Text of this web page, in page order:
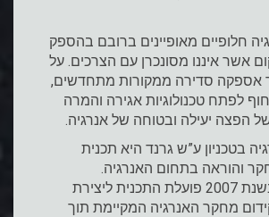
חלופיים מאופיינים ברובם בהספק
אשר איננו מסונכרן עם הצרכים. על
אספקה סדירה ממקורות מתחדשים,
לפתח טכנולוגיות אגירה והמרה
של הפצה יעילה ובטוחה של אנרגיה.
בטכניון ע”ש גרנד היא תכנית
והוראה בתחום האנרגיה.
מהקמתה, בשנת 2007 פועלת התכנית ליצירת
מחקר האנרגיה המקיימת תוך